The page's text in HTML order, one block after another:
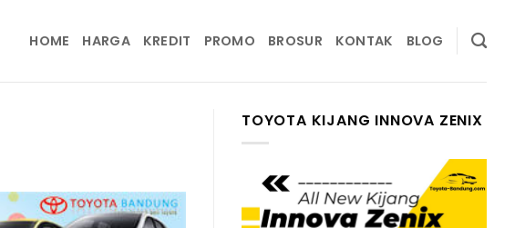
HOME HARGA KREDIT PROMO BROSUR KONTAK BLOG
TOYOTA KIJANG INNOVA ZENIX